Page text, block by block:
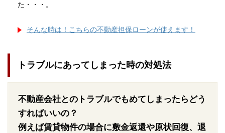
た・・・。
そんな時は！こちらの不動産担保ローンが使えます！
トラブルにあってしまった時の対処法
不動産会社とのトラブルでもめてしまったらどう
すればいいの？
例えば賃貸物件の場合に敷金返還や原状回復、退